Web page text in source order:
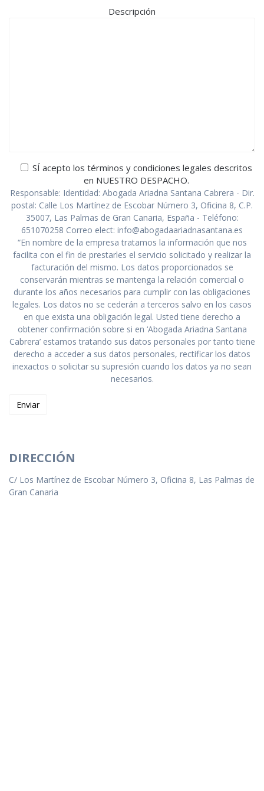
Descripción
SÍ acepto los términos y condiciones legales descritos
en NUESTRO DESPACHO.
Responsable: Identidad: Abogada Ariadna Santana Cabrera - Dir.
postal: Calle Los Martínez de Escobar Número 3, Oficina 8, C.P.
35007, Las Palmas de Gran Canaria, España - Teléfono:
651070258 Correo elect: info@abogadaariadnasantana.es
“En nombre de la empresa tratamos la información que nos
facilita con el fin de prestarles el servicio solicitado y realizar la
facturación del mismo. Los datos proporcionados se
conservarán mientras se mantenga la relación comercial o
durante los años necesarios para cumplir con las obligaciones
legales. Los datos no se cederán a terceros salvo en los casos
en que exista una obligación legal. Usted tiene derecho a
obtener confirmación sobre si en ‘Abogada Ariadna Santana
Cabrera’ estamos tratando sus datos personales por tanto tiene
derecho a acceder a sus datos personales, rectificar los datos
inexactos o solicitar su supresión cuando los datos ya no sean
necesarios.
DIRECCIÓN
C/ Los Martínez de Escobar Número 3, Oficina 8, Las Palmas de
Gran Canaria